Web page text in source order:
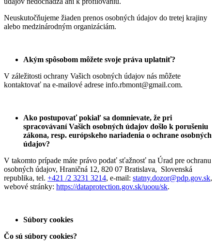
Neuskutočňujeme žiaden prenos osobných údajov do tretej krajiny
alebo medzinárodným organizáciám.
Akým spôsobom môžete svoje práva uplatniť?
V záležitosti ochrany Vašich osobných údajov nás môžete
kontaktovať na e-mailové adrese info.rbmont@gmail.com.
Ako postupovať pokiaľ sa domnievate, že pri
spracovávaní Vašich osobných údajov došlo k porušeniu
zákona, resp. európskeho nariadenia o ochrane osobných
údajov?
V takomto prípade máte právo podať sťažnosť na Úrad pre ochranu
osobných údajov, Hraničná 12, 820 07 Bratislava, Slovenská
republika, tel. +421 /2 3231 3214, e-mail: statny.dozor@pdp.gov.sk,
webové stránky: https://dataprotection.gov.sk/uoou/sk.
Súbory cookies
Čo sú súbory cookies?